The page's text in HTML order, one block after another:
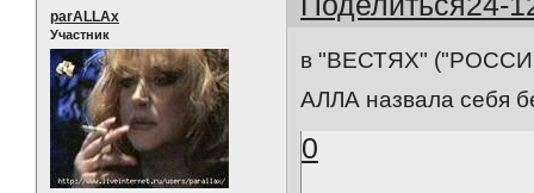
parALLAx
Участник
в "ВЕСТЯХ"
АЛЛА назвала себя
0